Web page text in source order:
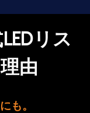
リス
由
も。